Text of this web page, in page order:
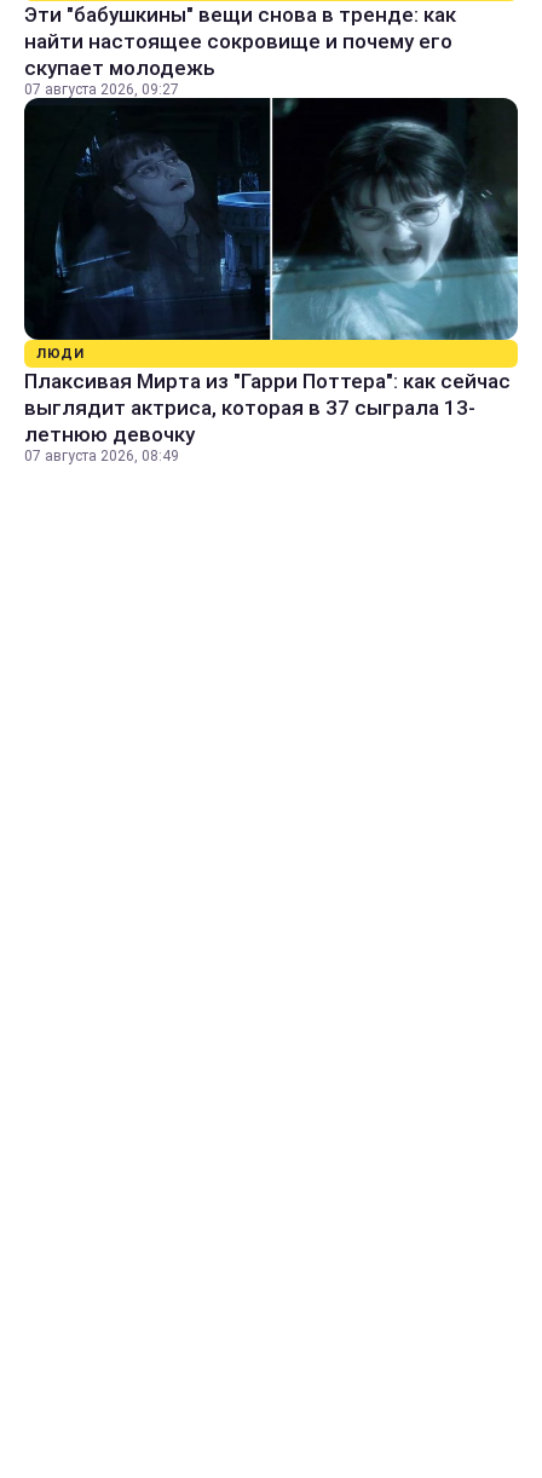
Эти "бабушкины" вещи снова в тренде: как
найти настоящее сокровище и почему его
скупает молодежь
07 августа 2026, 09:27
ЛЮДИ
Плаксивая Мирта из "Гарри Поттера": как сейчас
выглядит актриса, которая в 37 сыграла 13-
летнюю девочку
07 августа 2026, 08:49